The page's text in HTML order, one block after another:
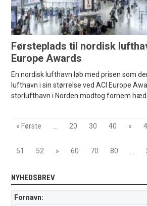
Førsteplads til nordisk
Europe Awards
En nordisk lufthavn løb med prisen som
lufthavn i sin størrelse ved ACI Europe
storlufthavn i Norden modtog fornem
« Første 20 30 40 «
51
52 » 60 70 80
NYHEDSBREV
Fornavn: